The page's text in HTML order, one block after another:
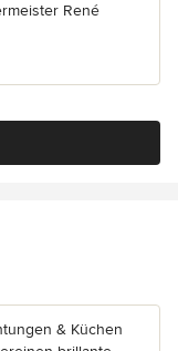
René
& Küchen